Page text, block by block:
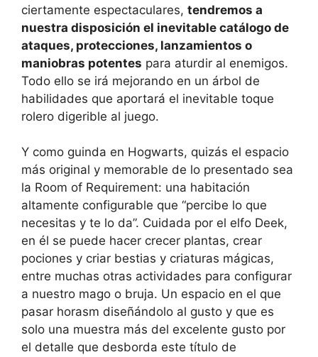
ciertamente espectaculares, tendremos a
nuestra disposición el inevitable catálogo de
ataques, protecciones, lanzamientos o
maniobras potentes para aturdir al enemigos.
Todo ello se irá mejorando en un árbol de
habilidades que aportará el inevitable toque
rolero digerible al juego.
Y como guinda en Hogwarts, quizás el espacio
más original y memorable de lo presentado sea
la Room of Requirement: una habitación
altamente configurable que “percibe lo que
necesitas y te lo da”. Cuidada por el elfo Deek,
en él se puede hacer crecer plantas, crear
pociones y criar bestias y criaturas mágicas,
entre muchas otras actividades para configurar
a nuestro mago o bruja. Un espacio en el que
pasar horasm diseñándolo al gusto y que es
solo una muestra más del excelente gusto por
el detalle que desborda este título de